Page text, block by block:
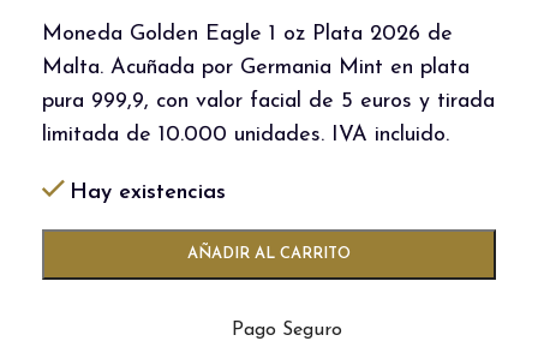
Moneda Golden Eagle 1 oz Plata 2026 de
Malta. Acuñada por Germania Mint en plata
pura 999,9, con valor facial de 5 euros y tirada
limitada de 10.000 unidades. IVA incluido.
Hay existencias
AÑADIR AL CARRITO
Pago Seguro